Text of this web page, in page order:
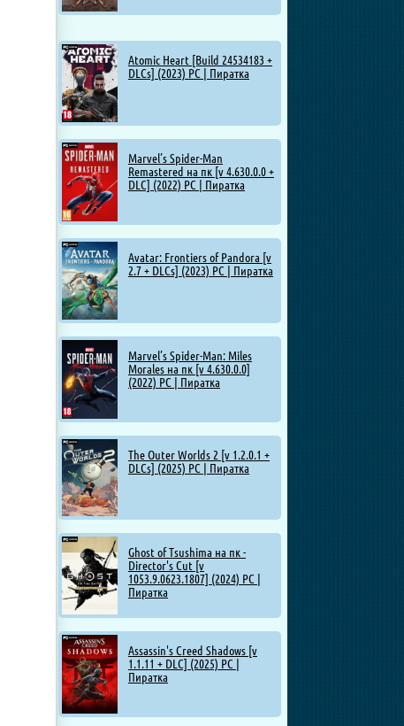
Atomic Heart [Build 24534183 +
DLCs] (2023) PC | Пиратка
Marvel’s Spider-Man
Remastered на пк [v 4.630.0.0 +
DLC] (2022) PC | Пиратка
Avatar: Frontiers of Pandora [v
2.7 + DLCs] (2023) PC | Пиратка
Marvel’s Spider-Man: Miles
Morales на пк [v 4.630.0.0]
(2022) PC | Пиратка
The Outer Worlds 2 [v 1.2.0.1 +
DLCs] (2025) PC | Пиратка
Ghost of Tsushima на пк -
Director's Cut [v
1053.9.0623.1807] (2024) PC |
Пиратка
Assassin's Creed Shadows [v
1.1.11 + DLC] (2025) PC |
Пиратка